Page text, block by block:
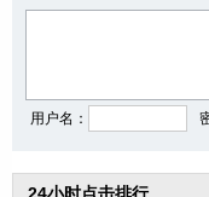
用户名：